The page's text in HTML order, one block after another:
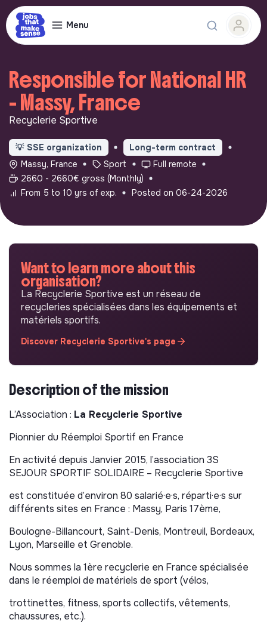
Menu
Responsible for National HR
- Massy, France
Recyclerie Sportive
💡 SSE organization
Long-term contract
Massy, France
Sport
Full remote
2660 - 2660€ gross (Monthly)
From 5 to 10 yrs of exp.
Posted on 06-24-2026
Want to learn more about this
organisation?
La Recyclerie Sportive est un réseau de
recycleries spécialisées dans les équipements et
matériels sportifs.
Discover Recyclerie Sportive's page
Description of the mission
L’Association : La Recyclerie Sportive
Pionnier du Réemploi Sportif en France
En activité depuis Janvier 2015, l’association 3S
SEJOUR SPORTIF SOLIDAIRE – Recyclerie Sportive
est constituée d’environ 80 salarié·e·s, réparti·e·s sur
différents sites en France : Massy, Paris 17ème,
Boulogne-Billancourt, Saint-Denis, Montreuil, Bordeaux,
Lyon, Marseille et Grenoble.
Nous sommes la 1ère recyclerie en France spécialisée
dans le réemploi de matériels de sport (vélos,
trottinettes, fitness, sports collectifs, vêtements,
chaussures, etc.).